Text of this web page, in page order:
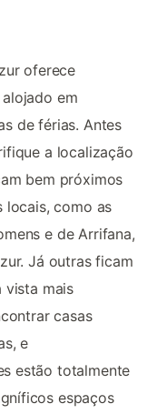
oferece
em
de férias. Antes
a localização
bem próximos
locais, como as
e de Arrifana,
Já outras ficam
vista mais
casas
e
estão totalmente
espaços